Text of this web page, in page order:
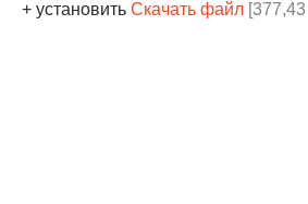
+ установить Скачать файл